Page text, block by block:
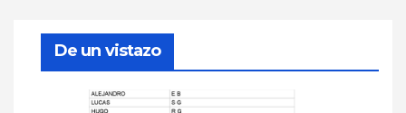
De un vistazo